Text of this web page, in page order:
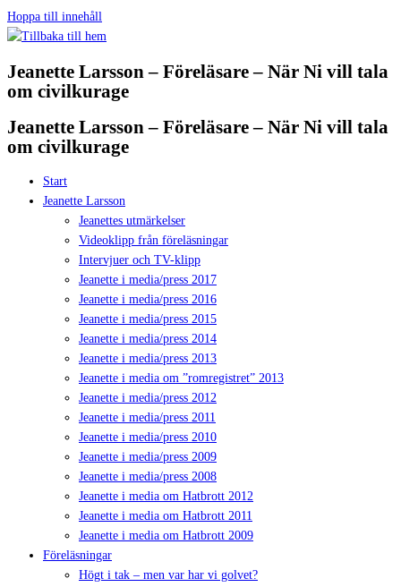
Hoppa till innehåll
Jeanette Larsson – Föreläsare – När Ni vill tala
om civilkurage
Jeanette Larsson – Föreläsare – När Ni vill tala
om civilkurage
Start
Jeanette Larsson
Jeanettes utmärkelser
Videoklipp från föreläsningar
Intervjuer och TV-klipp
Jeanette i media/press 2017
Jeanette i media/press 2016
Jeanette i media/press 2015
Jeanette i media/press 2014
Jeanette i media/press 2013
Jeanette i media om ”romregistret” 2013
Jeanette i media/press 2012
Jeanette i media/press 2011
Jeanette i media/press 2010
Jeanette i media/press 2009
Jeanette i media/press 2008
Jeanette i media om Hatbrott 2012
Jeanette i media om Hatbrott 2011
Jeanette i media om Hatbrott 2009
Föreläsningar
Högt i tak – men var har vi golvet?